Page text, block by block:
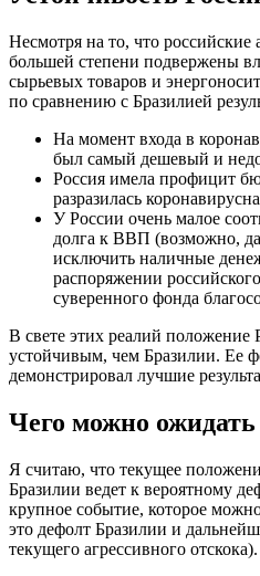
Несмотря на то, что
большей степени подвержены
сырьевых товаров и
по сравнению с Бразилией
На момент входа в
был самый дешевый и
Россия имела профицит
разразилась
У России очень малое
долга к ВВП (возможно,
исключить наличные
распоряжении
суверенного фонда
В свете этих реалий положение
устойчивым, чем Бразилии. Ее
демонстрировал лучшие
Чего можно ожидать
Я считаю, что текущее
Бразилии ведет к вероятному
крупное событие, которое
это дефолт Бразилии и
текущего агрессивного отскока).